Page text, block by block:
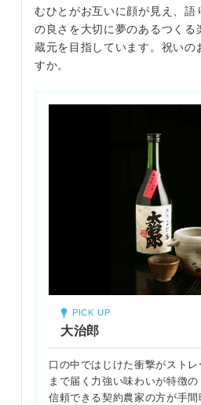
むひとがお互いに顔が見え、語
の良さを大切に夢のあるつくる
蔵元を目指しています。祝いの
すか。
PICK UP
大治郎
口の中ではじけた衝撃がスト
まで届く力強い味わいが特徴の
信頼できる契約農家の方が手